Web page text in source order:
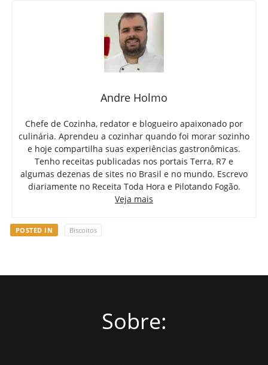
Andre Holmo
Chefe de Cozinha, redator e blogueiro apaixonado por
culinária. Aprendeu a cozinhar quando foi morar sozinho
e hoje compartilha suas experiências gastronômicas.
Tenho receitas publicadas nos portais Terra, R7 e
algumas dezenas de sites no Brasil e no mundo. Escrevo
diariamente no Receita Toda Hora e Pilotando Fogão.
Veja mais
POSTED IN Biscoitos
Sobre: